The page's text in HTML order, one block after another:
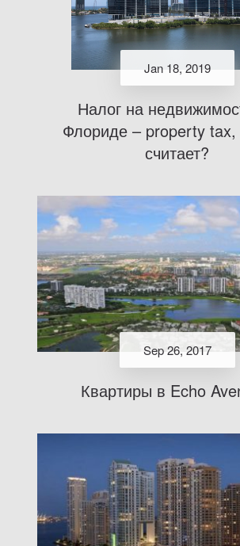
Jan 18, 2019
Налог на
Флориде – property tax,
считает?
Sep 26, 2017
Квартиры в Echo